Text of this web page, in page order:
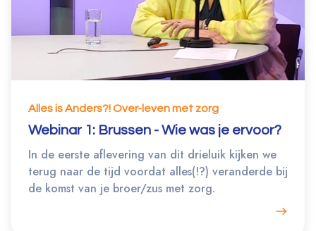
Alles is Anders?! Over-leven met zorg
Webinar 1: Brussen - Wie was je ervoor?
In de eerste aflevering van dit drieluik kijken we
terug naar de tijd voordat alles(!?) veranderde bij
de komst van je broer/zus met zorg.